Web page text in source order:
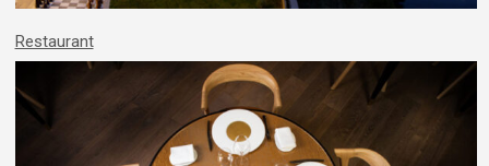
Restaurant